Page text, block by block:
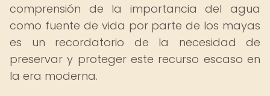
comprensión de la importancia del agua
como fuente de vida por parte de los mayas
es un recordatorio de la necesidad de
preservar y proteger este recurso escaso en
la era moderna.